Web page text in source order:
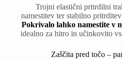
Trojni elastični pritrdilni
namestitev ter stabilno
Pokrivalo lahko namestite v
idealno za hitro in učinkovito
Zaščita pred točo –